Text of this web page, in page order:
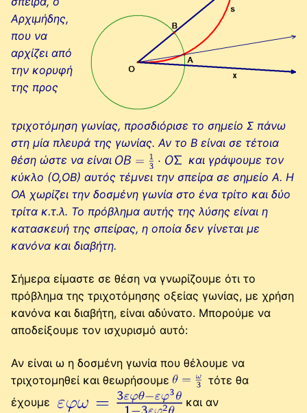
Αρχιμήδης,
που να
αρχίζει από
την κορυφή
της προς
τριχοτόμηση γωνίας, προσδιόρισε το σημείο Σ πάνω
στη μία πλευρά της γωνίας. Αν το Β είναι σε τέτοια
θέση ώστε να είναι
και γράψουμε τον
κύκλο (Ο,ΟΒ) αυτός τέμνει την σπείρα σε σημείο Α. Η
ΟΑ χωρίζει την δοσμένη γωνία στο ένα τρίτο και δύο
τρίτα κ.τ.λ. Το πρόβλημα αυτής της λύσης είναι η
κατασκευή της σπείρας, η οποία δεν γίνεται με
κανόνα και διαβήτη.
Σήμερα είμαστε σε θέση να γνωρίζουμε ότι το
πρόβλημα της τριχοτόμησης οξείας γωνίας, με χρήση
κανόνα και διαβήτη, είναι αδύνατο. Μπορούμε να
αποδείξουμε τον ισχυρισμό αυτό:
Αν είναι ω η δοσμένη γωνία που θέλουμε να
τριχοτομηθεί και θεωρήσουμε
τότε θα
έχουμε
και αν